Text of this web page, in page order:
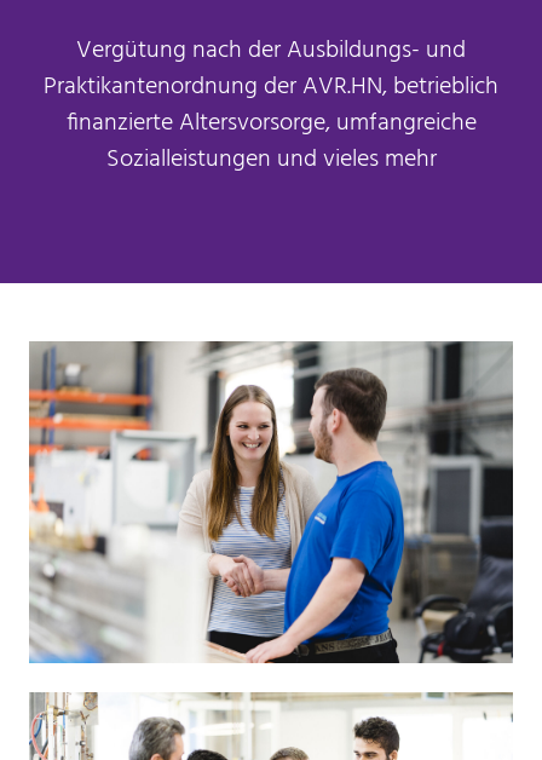
Vergütung nach der Ausbildungs- und
Praktikantenordnung der AVR.HN, betrieblich
finanzierte Altersvorsorge, umfangreiche
Sozialleistungen und vieles mehr